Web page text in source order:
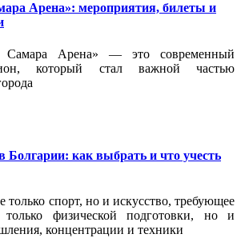
Арена»: мероприятия, билеты и
Самара Арена» — это современный
который стал важной частью
Болгарии: как выбрать и что учесть
спорт, но и искусство, требующее
физической подготовки, но и
концентрации и техники